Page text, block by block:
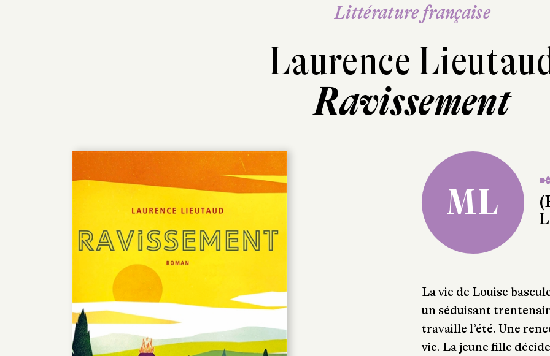
Littérature française
Laurence
Ravissement
ML
La vie de Louise
un séduisant
travaille l’été. Une
vie. La jeune fille